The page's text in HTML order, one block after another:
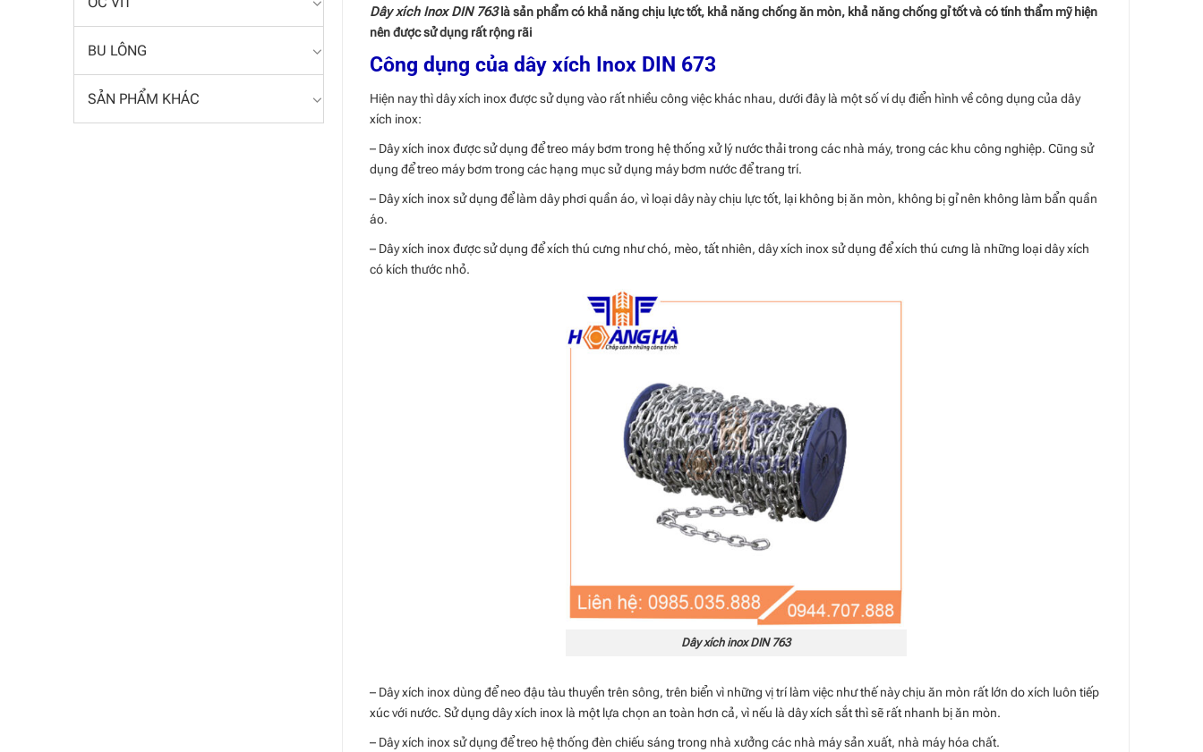
BU LÔNG
SẢN PHẨM KHÁC
Dây xích Inox DIN 763là sản phẩm có khả năng chịu lực tốt, khả năng chống ăn mòn, khả năng chống gỉ tốt và có tính thẩm mỹ hiện
nên được sử dụng rất rộng rãi
Công dụng của dây xích Inox DIN 673
Hiện nay thì dây xích inox được sử dụng vào rất nhiều công việc khác nhau, dưới đây là một số ví dụ điển hình về công dụng của dây
xích inox:
– Dây xích inox được sử dụng để treo máy bơm trong hệ thống xử lý nước thải trong các nhà máy, trong các khu công nghiệp. Cũng sử
dụng để treo máy bơm trong các hạng mục sử dụng máy bơm nước để trang trí.
– Dây xích inox sử dụng để làm dây phơi quần áo, vì loại dây này chịu lực tốt, lại không bị ăn mòn, không bị gỉ nên không làm bẩn quần
áo.
– Dây xích inox được sử dụng để xích thú cưng như chó, mèo, tất nhiên, dây xích inox sử dụng để xích thú cưng là những loại dây xích
có kích thước nhỏ.
Dây xích inox DIN 763
– Dây xích inox dùng để neo đậu tàu thuyền trên sông, trên biển vì những vị trí làm việc như thế này chịu ăn mòn rất lớn do xích luôn tiếp
xúc với nước. Sử dụng dây xích inox là một lựa chọn an toàn hơn cả, vì nếu là dây xích sắt thì sẽ rất nhanh bị ăn mòn.
– Dây xích inox sử dụng để treo hệ thống đèn chiếu sáng trong nhà xưởng các nhà máy sản xuất, nhà máy hóa chất.